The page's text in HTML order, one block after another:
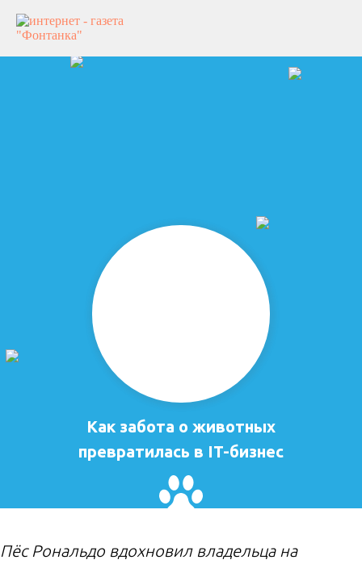
Как забота о животных
превратилась в IT-бизнес
Пёс Рональдо вдохновил владельца на